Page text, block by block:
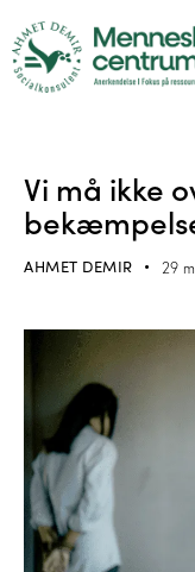
Vi må ikke
AHMET DEMIR 29